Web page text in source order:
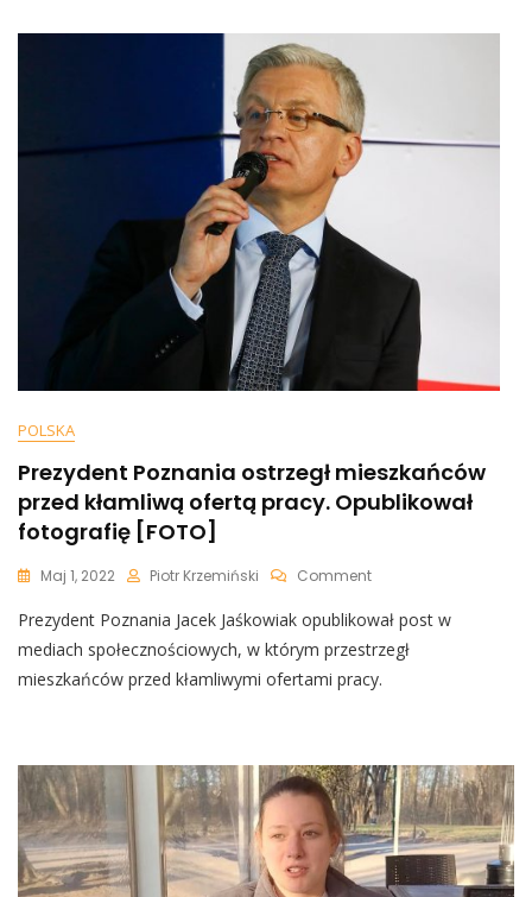
POLSKA
Prezydent Poznania ostrzegł mieszkańców
przed kłamliwą ofertą pracy. Opublikował
fotografię [FOTO]
Maj 1, 2022 Piotr Krzemiński CommentOn
Poznania
Ostrzegł
Mieszkańców
Przed
Opublikował
Fotografię
[FOTO]
Prezydent Poznania Jacek Jaśkowiak opublikował post w
mediach społecznościowych, w którym przestrzegł
mieszkańców przed kłamliwymi ofertami pracy.